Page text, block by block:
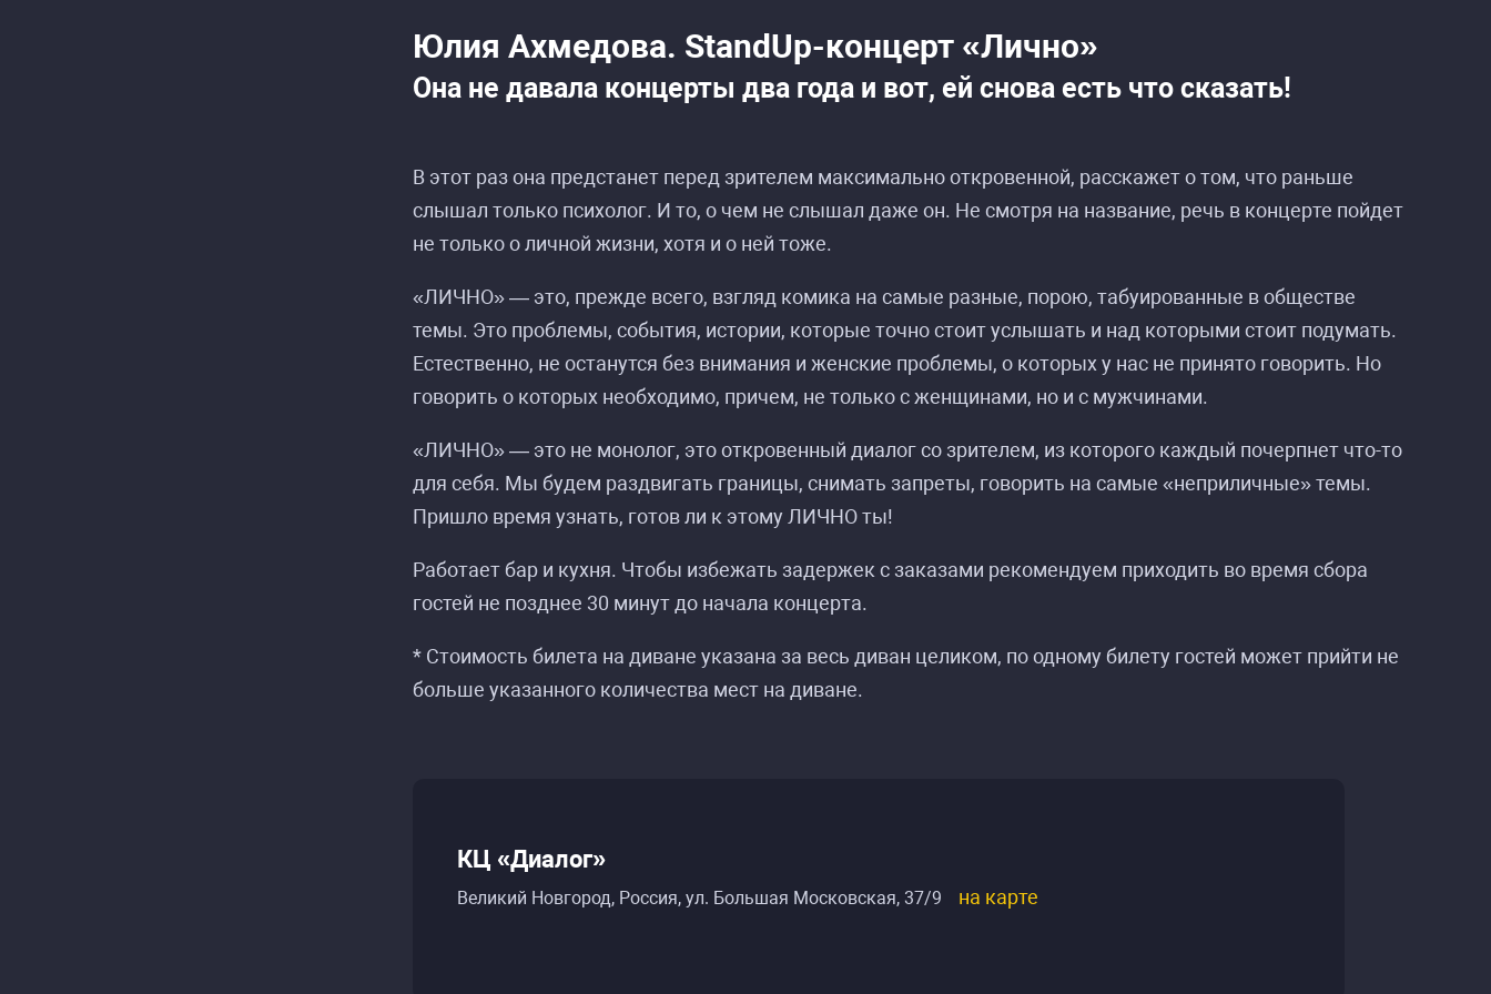
Юлия Ахмедова. StandUp-концерт «Лично»
Она не давала концерты два года и вот, ей снова есть что сказать!
В этот раз она предстанет перед зрителем максимально откровенной, расскажет о том, что раньше
слышал только психолог. И то, о чем не слышал даже он. Не смотря на название, речь в концерте пойдет
не только о личной жизни, хотя и о ней тоже.
«ЛИЧНО» — это, прежде всего, взгляд комика на самые разные, порою, табуированные в обществе
темы. Это проблемы, события, истории, которые точно стоит услышать и над которыми стоит подумать.
Естественно, не останутся без внимания и женские проблемы, о которых у нас не принято говорить. Но
говорить о которых необходимо, причем, не только с женщинами, но и с мужчинами.
«ЛИЧНО» — это не монолог, это откровенный диалог со зрителем, из которого каждый почерпнет что-то
для себя. Мы будем раздвигать границы, снимать запреты, говорить на самые «неприличные» темы.
Пришло время узнать, готов ли к этому ЛИЧНО ты!
Работает бар и кухня. Чтобы избежать задержек с заказами рекомендуем приходить во время сбора
гостей не позднее 30 минут до начала концерта.
* Стоимость билета на диване указана за весь диван целиком, по одному билету гостей может прийти не
больше указанного количества мест на диване.
КЦ «Диалог»
Великий Новгород, Россия, ул. Большая Московская, 37/9 на карте